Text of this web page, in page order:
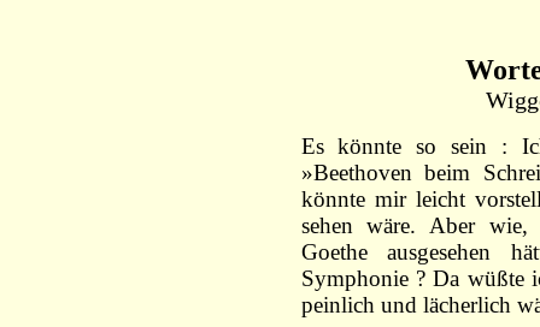
Es könnte so sein :
»Beethoven beim
könnte mir leicht
sehen wäre. Aber
Goethe ausgesehen
Symphonie ? Da wüßte
peinlich und lächerlich